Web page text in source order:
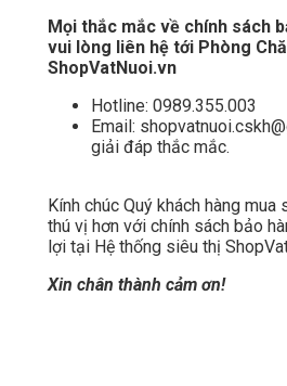
Mọi thắc mắc về chính sách
vui lòng liên hệ tới Phòng
ShopVatNuoi.vn
Hotline: 0989.355.003
Email:
giải đáp thắc mắc.
Kính chúc Quý khách hàng
thú vị hơn với chính sách bảo
lợi tại Hệ thống siêu thị
Xin chân thành cảm ơn!